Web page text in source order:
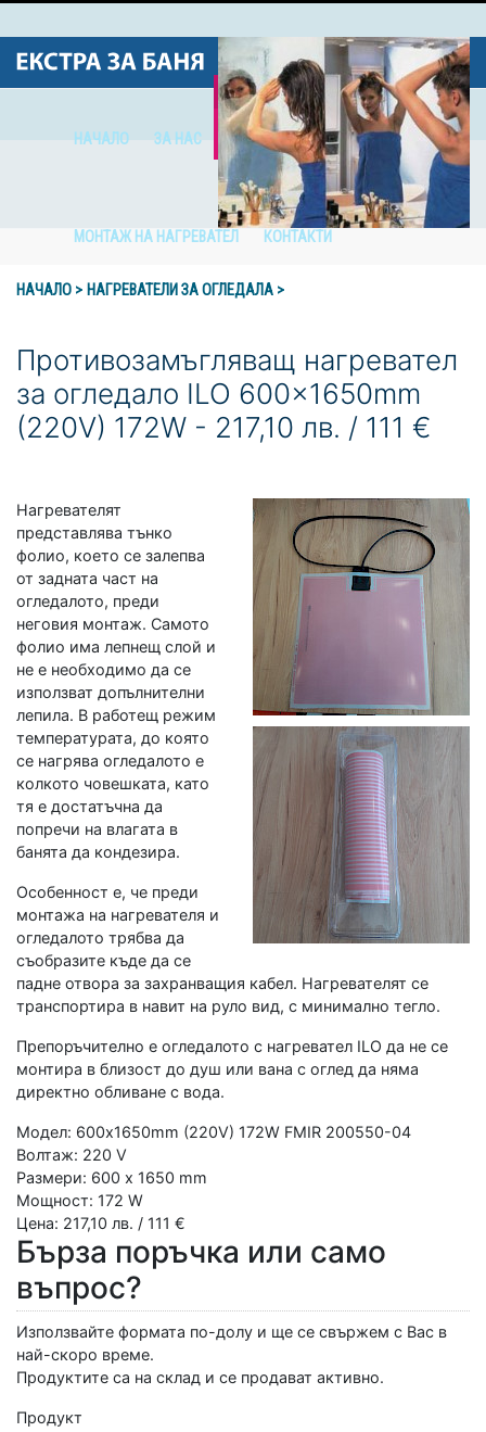
НАЧАЛО ЗА НАС НАГРЕВАТЕЛИ ЗА ОГЛЕДАЛА
МОНТАЖ НА НАГРЕВАТЕЛ КОНТАКТИ
НАЧАЛО > НАГРЕВАТЕЛИ ЗА ОГЛЕДАЛА >
Противозамъгляващ нагревател
за огледало ILO 600x1650mm
(220V) 172W - 217,10 лв. / 111 €
Нагревателят
представлява тънко
фолио, което се залепва
от задната част на
огледалото, преди
неговия монтаж. Самото
фолио има лепнещ слой и
не е необходимо да се
използват допълнителни
лепила. В работещ режим
температурата, до която
се нагрява огледалото е
колкото човешката, като
тя е достатъчна да
попречи на влагата в
банята да кондезира.
Особенност е, че преди
монтажа на нагревателя и
огледалото трябва да
съобразите къде да се
падне отвора за захранващия кабел. Нагревателят се
транспортира в навит на руло вид, с минимално тегло.
Препоръчително е огледалото с нагревател ILO да не се
монтира в близост до душ или вана с оглед да няма
директно обливане с вода.
Модел: 600x1650mm (220V) 172W FMIR 200550-04
Волтаж: 220 V
Размери: 600 x 1650 mm
Мощност: 172 W
Цена: 217,10 лв. / 111 €
Бърза поръчка или само
въпрос?
Използвайте формата по-долу и ще се свържем с Вас в
най-скоро време.
Продуктите са на склад и се продават активно.
Продукт